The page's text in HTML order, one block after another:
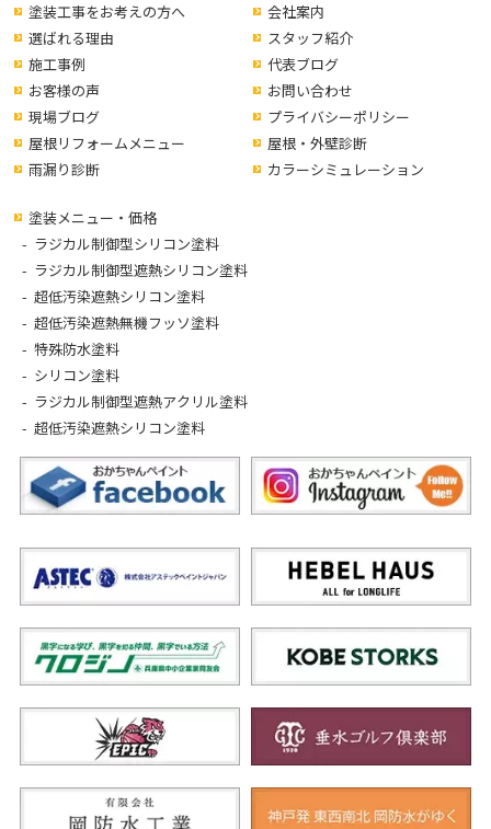
塗装工事をお考えの方へ
選ばれる理由
会社案内
スタッフ紹介
施工事例
お客様の声
現場ブログ
代表ブログ
お問い合わせ
プライバシーポリシー
屋根リフォームメニュー
雨漏り診断
屋根・外壁診断
カラーシミュレーション
塗装メニュー・価格
ラジカル制御型シリコン塗料
ラジカル制御型遮熱シリコン塗料
超低汚染遮熱シリコン塗料
超低汚染遮熱無機フッソ塗料
特殊防水塗料
シリコン塗料
ラジカル制御型遮熱アクリル塗料
超低汚染遮熱シリコン塗料